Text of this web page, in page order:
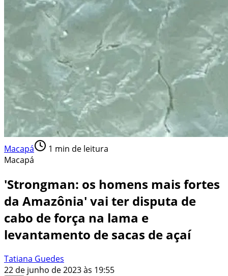
Macapá 1 min de leitura
Macapá
'Strongman: os homens mais fortes
da Amazônia' vai ter disputa de
cabo de força na lama e
levantamento de sacas de açaí
Tatiana Guedes
22 de junho de 2023 às 19:55